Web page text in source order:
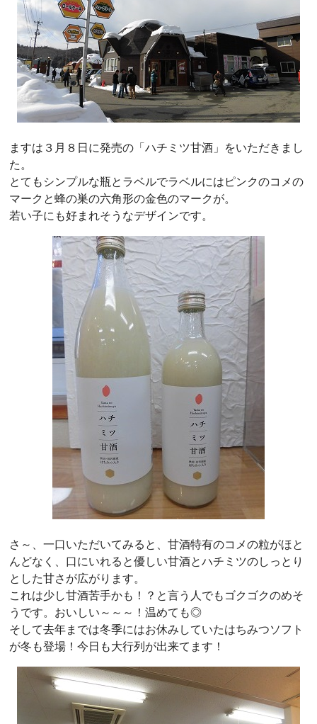
ますは３月８日に発売の「ハチミツ甘酒」をいただきまし
た。
とてもシンプルな瓶とラベルでラベルにはピンクのコメの
マークと蜂の巣の六角形の金色のマークが。
若い子にも好まれそうなデザインです。
さ～、一口いただいてみると、甘酒特有のコメの粒がほと
んどなく、口にいれると優しい甘酒とハチミツのしっとり
とした甘さが広がります。
これは少し甘酒苦手かも！？と言う人でもゴクゴクのめそ
うです。おいしい～～～！温めても◎
そして去年までは冬季にはお休みしていたはちみつソフト
が冬も登場！今日も大行列が出来てます！